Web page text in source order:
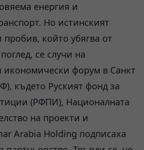
енергия и
Но истинският
пробив, който убягва от
се случи на
форум в Санкт
където Руският фонд за
(РФПИ), Националната
на проекти и
Arabia Holding подписаха